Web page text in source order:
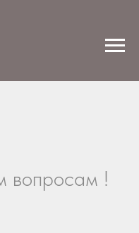
вопросам !